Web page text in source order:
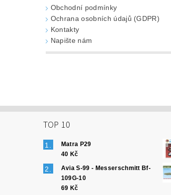
Obchodní podmínky
Ochrana osobních údajů (GDPR)
Kontakty
Napište nám
TOP 10
Matra P29
40 Kč
Avia S-99 - Messerschmitt Bf-
109G-10
69 Kč